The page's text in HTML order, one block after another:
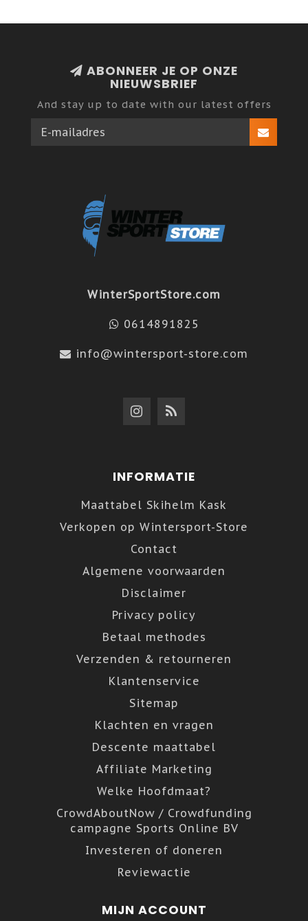
ABONNEER JE OP ONZE
NIEUWSBRIEF
And stay up to date with our latest offers
WinterSportStore.com
0614891825
info@wintersport-store.com
INFORMATIE
Maattabel Skihelm Kask
Verkopen op Wintersport-Store
Contact
Algemene voorwaarden
Disclaimer
Privacy policy
Betaal methodes
Verzenden & retourneren
Klantenservice
Sitemap
Klachten en vragen
Descente maattabel
Affiliate Marketing
Welke Hoofdmaat?
CrowdAboutNow / Crowdfunding
campagne Sports Online BV
Investeren of doneren
Reviewactie
MIJN ACCOUNT